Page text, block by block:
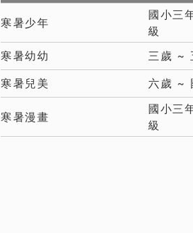
寒暑少年
國小三
級
寒暑幼幼 三歲 ~
寒暑兒美 六歲 ~
寒暑漫畫
國小三
級